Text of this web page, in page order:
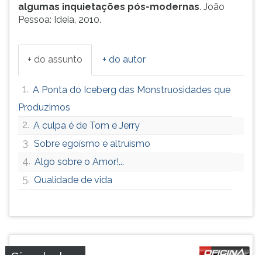
algumas inquietações pós-modernas. João
Pessoa: Ideia, 2010.
+ do assunto + do autor
1. A Ponta do Iceberg das Monstruosidades que
Produzimos
2. A culpa é de Tom e Jerry
3. Sobre egoísmo e altruísmo
4. Algo sobre o Amor!...
5. Qualidade de vida